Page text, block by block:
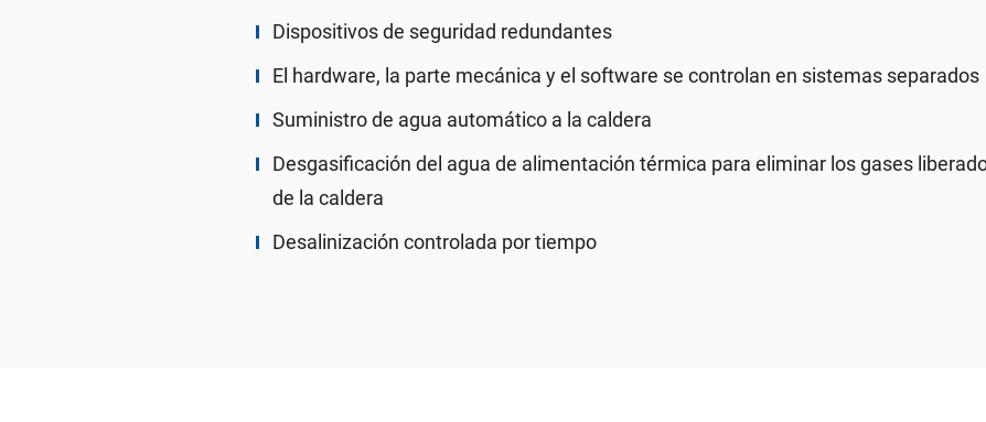
Dispositivos de seguridad redundantes
El hardware, la parte mecánica y el software se controlan en sistemas separados
Suministro de agua automático a la caldera
Desgasificación del agua de alimentación térmica para eliminar los gases
de la caldera
Desalinización controlada por tiempo